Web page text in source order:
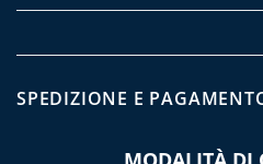
SPEDIZIONE E